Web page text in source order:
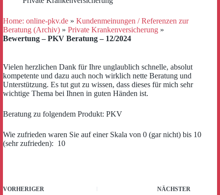
Home: online-pkv.de » Kundenmeinungen / Referenzen zur
Beratung (Archiv) » Private Krankenversicherung »
Bewertung – PKV Beratung – 12/2024
Vielen herzlichen Dank für Ihre unglaublich schnelle, absolut
kompetente und dazu auch noch wirklich nette Beratung und
Unterstützung. Es tut gut zu wissen, dass dieses für mich sehr
wichtige Thema bei Ihnen in guten Händen ist.
Beratung zu folgendem Produkt: PKV
Wie zufrieden waren Sie auf einer Skala von 0 (gar nicht) bis 10
(sehr zufrieden): 10
VORHERIGER NÄCHSTER